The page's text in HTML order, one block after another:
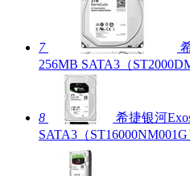
7
256MB SATA3（
8
希捷银河
SATA3（ST16000NM001G